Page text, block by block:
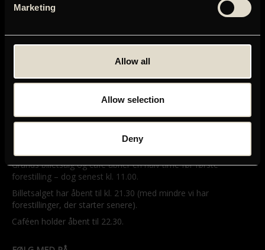
Marketing
Allow all
Allow selection
Deny
GRAND TEATRET
Telefon: 33 15 16 11
Tog, bus og bil
ÅBNINGSTIDER
Grands billetsalg og café åbner en halv time før første
forestilling – dog senest kl. 11.00.
Billetsalget har åbent til kl. 21.30 (med mindre vi har
forestillinger, der starter senere).
Caféen holder åbent til 22.30.